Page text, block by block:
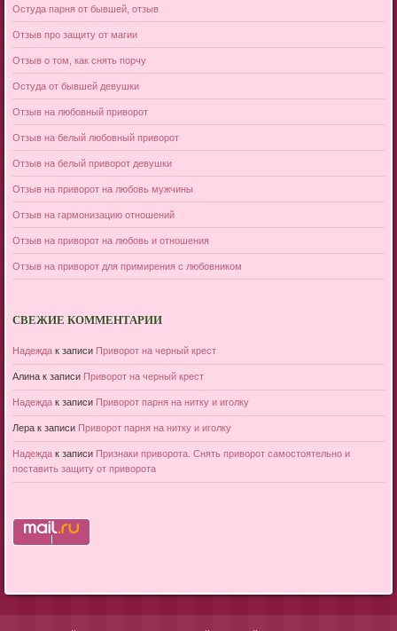
Остуда парня от бывшей, отзыв
Отзыв про защиту от магии
Отзыв о том, как снять порчу
Остуда от бывшей девушки
Отзыв на любовный приворот
Отзыв на белый любовный приворот
Отзыв на белый приворот девушки
Отзыв на приворот на любовь мужчины
Отзыв на гармонизацию отношений
Отзыв на приворот на любовь и отношения
Отзыв на приворот для примирения с любовником
СВЕЖИЕ КОММЕНТАРИИ
Надеждак записи Приворот на черный крест
Алинак записи Приворот на черный крест
Надеждак записи Приворот парня на нитку и иголку
Лерак записи Приворот парня на нитку и иголку
Надеждак записи Признаки приворота. Снять приворот самостоятельно и
поставить защиту от приворота